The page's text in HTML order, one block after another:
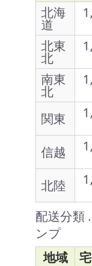
北海
道
北東
北
南東
北
関東
信越
北陸
配送分類
ンプ
地域